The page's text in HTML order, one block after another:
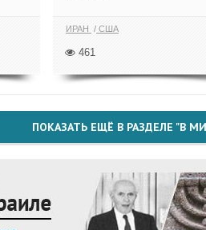
ИРАН США
461
ПОКАЗАТЬ ЕЩЁ В РАЗДЕЛЕ "В